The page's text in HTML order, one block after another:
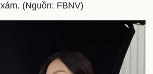
xám. (Nguồn: FBNV)